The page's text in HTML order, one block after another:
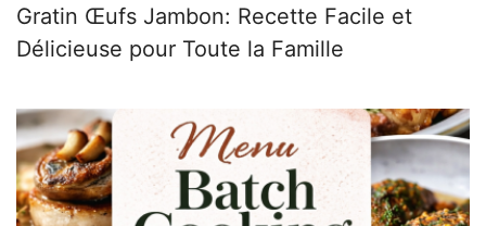
Gratin Œufs Jambon: Recette Facile et
Délicieuse pour Toute la Famille